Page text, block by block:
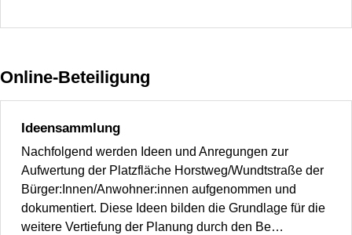
Online-Beteiligung
Ideensammlung
Nachfolgend werden Ideen und Anregungen zur
Aufwertung der Platzfläche Horstweg/Wundtstraße der
Bürger:Innen/Anwohner:innen aufgenommen und
dokumentiert. Diese Ideen bilden die Grundlage für die
weitere Vertiefung der Planung durch den Be…